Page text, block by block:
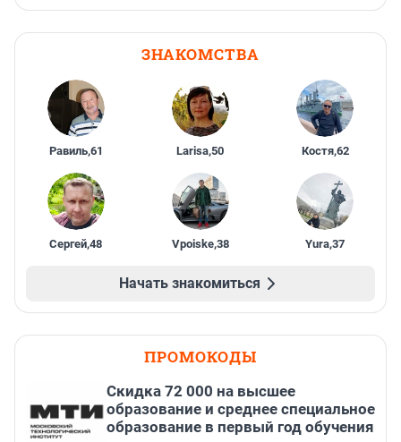
ЗНАКОМСТВА
Равиль,61 Larisa,50 Костя,62
Сергей,48 Vpoiske,38 Yura,37
Начать знакомиться
ПРОМОКОДЫ
Скидка 72 000 на высшее
образование и среднее специальное
образование в первый год обучения